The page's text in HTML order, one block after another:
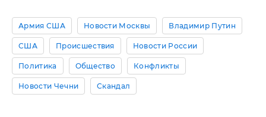
Армия США Новости Москвы Владимир Путин
США Происшествия Новости России
Политика Общество Конфликты
Новости Чечни Скандал